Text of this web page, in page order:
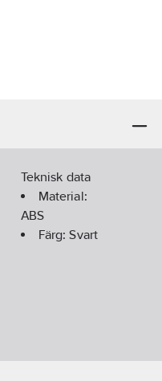
Teknisk data
Material:
ABS
Färg:Svart